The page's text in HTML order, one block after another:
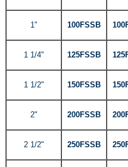
1" 100FSSB
1 1/4" 125FSSB
1 1/2" 150FSSB
2" 200FSSB
2 1/2" 250FSSB